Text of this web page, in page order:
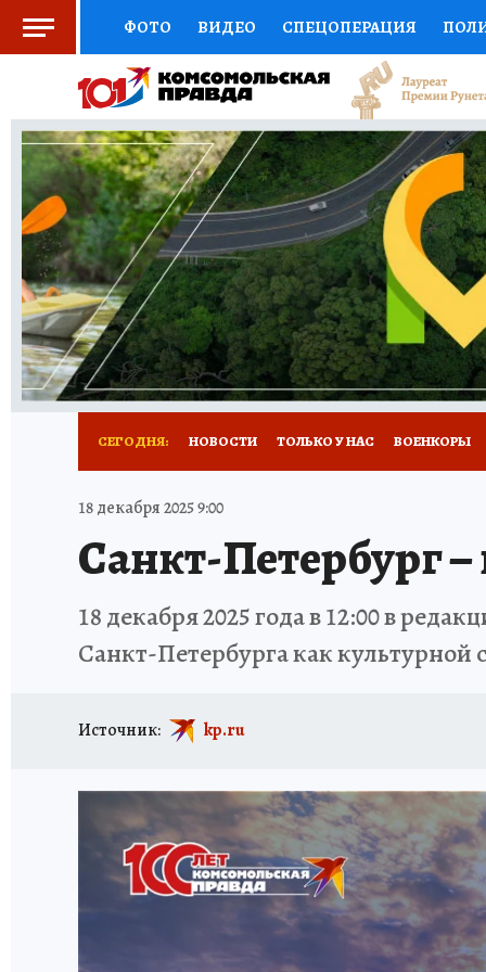
ФОТО ВИДЕО СПЕЦОПЕРАЦИЯ
СОЦПОДДЕРЖКА НАУКА СПОРТ
ВЫБОР ЭКСПЕРТОВ ДОКТОР
КНИЖНАЯ ПОЛКА ПРОГНОЗЫ НА СПОРТ
ПРЕСС-ЦЕНТР НЕДВИЖИМОСТЬ
РАДИО КП ТЕСТЫ НОВОЕ НА САЙТЕ
СЕГОДНЯ: НОВОСТИ ТОЛЬКО У НАС ВОЕНКОРЫ
ИСПЫТАНО НА СЕБЕ
18 декабря 2025 9:00
Санкт-Петербург
18 декабря 2025 года в 12:00 в
Санкт-Петербурга как культурной
Источник: kp.ru